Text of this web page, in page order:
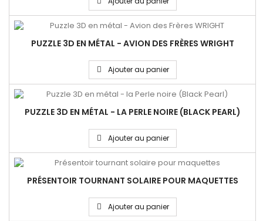
PUZZLE 3D EN MÉTAL - AVION DES FRÈRES WRIGHT
Ajouter au panier
PUZZLE 3D EN MÉTAL - LA PERLE NOIRE (BLACK PEARL)
Ajouter au panier
PRÉSENTOIR TOURNANT SOLAIRE POUR MAQUETTES
Ajouter au panier